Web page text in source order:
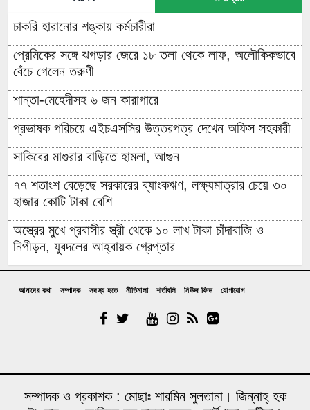
চাকরি হারানোর শঙ্কায় কর্মচারীরা
প্রেমিকের সঙ্গে ঝগড়ার জেরে ১৮ তলা থেকে লাফ, অলৌকিকভাবে
বেঁচে গেলেন তরুণী
শান্তা-মেহেদীসহ ৬ জন কারাগারে
প্রভাষক পরিচয়ে এইচএসসির উত্তরপত্র দেখেন অফিস সহকারী
সাকিবের মাগুরার বাড়িতে হামলা, আগুন
৭৭ শতাংশ বেড়েছে সরকারের ব্যাংকঋণ, লক্ষ্যমাত্রার চেয়ে ৩০
হাজার কোটি টাকা বেশি
অস্ত্রের মুখে প্রবাসীর স্ত্রী থেকে ১০ লাখ টাকা চাঁদাবাজি ও
নিপীড়ন, যুবদলের আহ্বায়ক গ্রেপ্তার
চাঁদপুরের মাদকসেবী ভাতিজাকে তুলে আনতে গিয়ে চাচাকে পিটিয়ে
হত্যা”সড়ক অবরোধ
অর্থাভাবে বন্ধ চিকিৎসার পথ,দুরারোগ্য রোগে আক্রান্ত মজিবর
উপজেলা প্রশাসনে জুলাই শহিদ পরিবারের সংবর্ধনা; কবরে ফুল
দিয়ে শ্রদ্ধা বিএনপির
আমাদের কথা সম্পাদক সদস্য হতে নীতিমালা শর্তাবলি নিউজ ফিড যোগাযোগ
সম্পাদক ও প্রকাশক : মোছাঃ শারমিন সুলতানা। জিন্নাহ্ হক